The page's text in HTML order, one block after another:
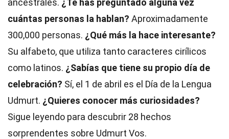
ancestrales. ¿Te has preguntado alguna vez
cuántas personas la hablan? Aproximadamente
300,000 personas. ¿Qué más la hace interesante?
Su alfabeto, que utiliza tanto caracteres cirílicos
como latinos. ¿Sabías que tiene su propio día de
celebración? Sí, el 1 de abril es el Día de la Lengua
Udmurt. ¿Quieres conocer más curiosidades?
Sigue leyendo para descubrir 28 hechos
sorprendentes sobre Udmurt Vos.